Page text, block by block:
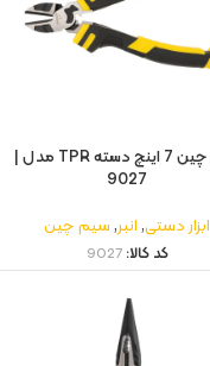
سیم چین 7 اینچ دسته TPR مدل |
9027
ابزار دستی,انبر,سیم چین
کد کالا:9027